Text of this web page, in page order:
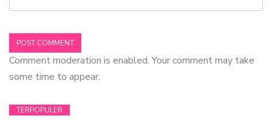
Comment moderation is enabled. Your comment may take
some time to appear.
TERPOPULER